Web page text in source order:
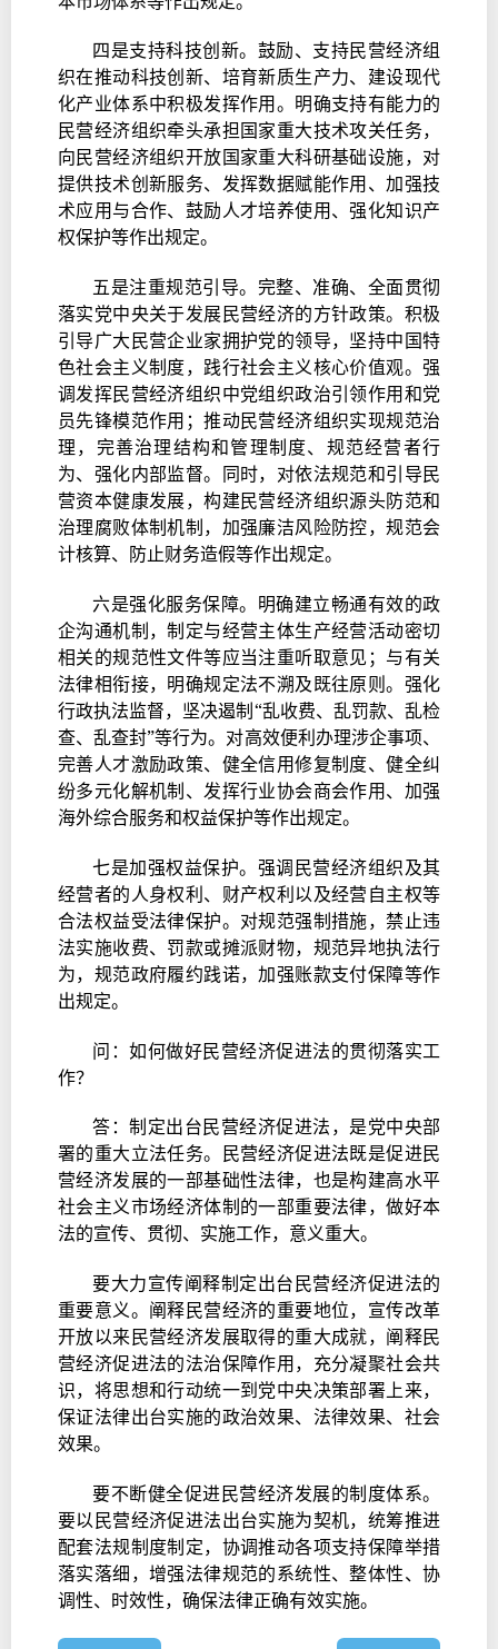
四是支持科技创新。鼓励、支持民营经济组
织在推动科技创新、培育新质生产力、建设现代
化产业体系中积极发挥作用。明确支持有能力的
民营经济组织牵头承担国家重大技术攻关任务，
向民营经济组织开放国家重大科研基础设施，对
提供技术创新服务、发挥数据赋能作用、加强技
术应用与合作、鼓励人才培养使用、强化知识产
权保护等作出规定。
五是注重规范引导。完整、准确、全面贯彻
落实党中央关于发展民营经济的方针政策。积极
引导广大民营企业家拥护党的领导，坚持中国特
色社会主义制度，践行社会主义核心价值观。强
调发挥民营经济组织中党组织政治引领作用和党
员先锋模范作用；推动民营经济组织实现规范治
理，完善治理结构和管理制度、规范经营者行
为、强化内部监督。同时，对依法规范和引导民
营资本健康发展，构建民营经济组织源头防范和
治理腐败体制机制，加强廉洁风险防控，规范会
计核算、防止财务造假等作出规定。
六是强化服务保障。明确建立畅通有效的政
企沟通机制，制定与经营主体生产经营活动密切
相关的规范性文件等应当注重听取意见；与有关
法律相衔接，明确规定法不溯及既往原则。强化
行政执法监督，坚决遏制“乱收费、乱罚款、乱检
查、乱查封”等行为。对高效便利办理涉企事项、
完善人才激励政策、健全信用修复制度、健全纠
纷多元化解机制、发挥行业协会商会作用、加强
海外综合服务和权益保护等作出规定。
七是加强权益保护。强调民营经济组织及其
经营者的人身权利、财产权利以及经营自主权等
合法权益受法律保护。对规范强制措施，禁止违
法实施收费、罚款或摊派财物，规范异地执法行
为，规范政府履约践诺，加强账款支付保障等作
出规定。
问：如何做好民营经济促进法的贯彻落实工
作？
答：制定出台民营经济促进法，是党中央部
署的重大立法任务。民营经济促进法既是促进民
营经济发展的一部基础性法律，也是构建高水平
社会主义市场经济体制的一部重要法律，做好本
法的宣传、贯彻、实施工作，意义重大。
要大力宣传阐释制定出台民营经济促进法的
重要意义。阐释民营经济的重要地位，宣传改革
开放以来民营经济发展取得的重大成就，阐释民
营经济促进法的法治保障作用，充分凝聚社会共
识，将思想和行动统一到党中央决策部署上来，
保证法律出台实施的政治效果、法律效果、社会
效果。
要不断健全促进民营经济发展的制度体系。
要以民营经济促进法出台实施为契机，统筹推进
配套法规制度制定，协调推动各项支持保障举措
落实落细，增强法律规范的系统性、整体性、协
调性、时效性，确保法律正确有效实施。